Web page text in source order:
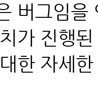
버그임을
가 진행
한 자세